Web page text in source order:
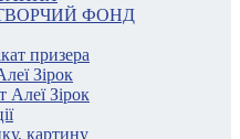
ФОНД
призера
Зірок
Алеї Зірок
картину